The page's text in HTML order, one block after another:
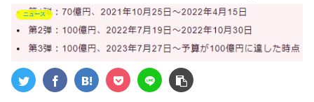
ニュース